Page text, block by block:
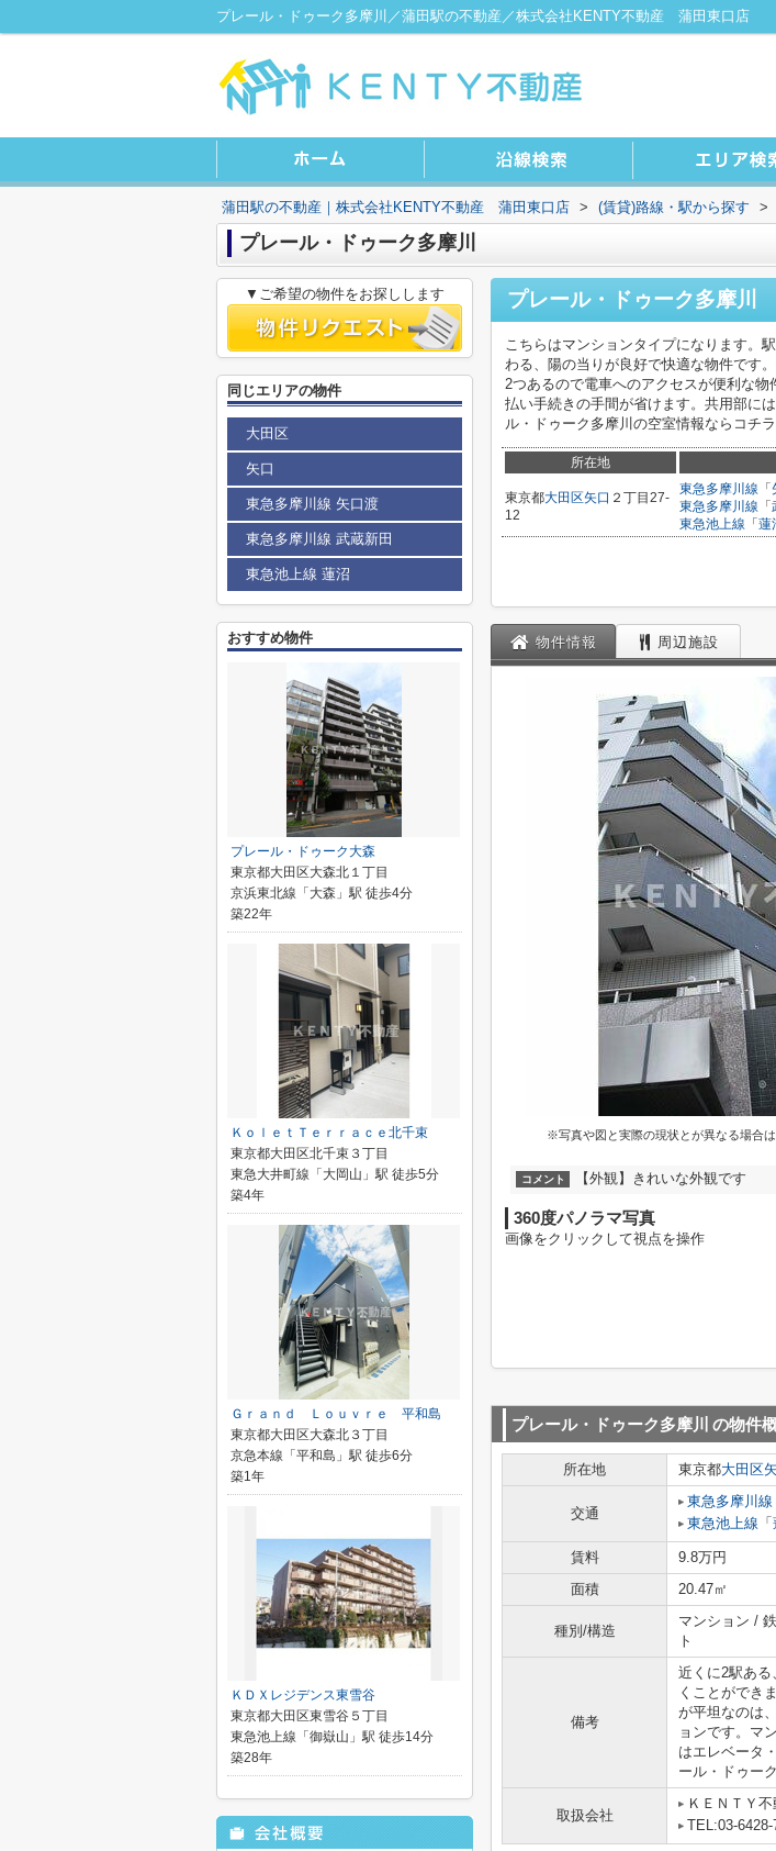
プレール・ドゥーク多摩川／蒲田駅の不動産／株式会社KENTY不動産 蒲田東口店
蒲田駅の不動産｜株式会社KENTY不動産 蒲田東口店 > (賃貸)路線・駅から探す >
プレール・ドゥーク多摩川
プレール・ドゥーク多摩川
こちらはマンションタイプになります。
わる、陽の当りが良好で快適な物件です
2つあるので電車へのアクセスが便利な
払い手続きの手間が省けます。共用部に
ル・ドゥーク多摩川の空室情報ならコチラ
所在地
東京都大田区矢口 ２丁目27-
12
東急多摩川線 「
東急多摩川線 「
東急池上線 「 蓮
物件情報 周辺施設
※写真や図と実際の現状とが異なる場合
コメント 【外観】きれいな外観です
360度パノラマ写真
画像をクリックして視点を操作
プレール・ドゥーク多摩川 の物件
所在地 東京都大田区
交通
東急多摩川線
東急池上線 「
賃料 9.8万円
面積
20.47㎡
種別/構造
マンション /
ト
備考
近くに2駅あ
くことができ
が平坦なのは
ョンです。マ
はエレベータ
ール・ドゥー
取扱会社
ＫＥＮＴＹ
TEL:03-6428-
▼ご希望の物件をお探しします
同じエリアの物件
大田区
矢口
東急多摩川線 矢口渡
東急多摩川線 武蔵新田
東急池上線 蓮沼
おすすめ物件
プレール・ドゥーク大森
東京都大田区大森北１丁目
京浜東北線「大森」駅 徒歩4分
築22年
ＫｏｌｅｔＴｅｒｒａｃｅ北千束
東京都大田区北千束３丁目
東急大井町線「大岡山」駅 徒歩5分
築4年
Ｇｒａｎｄ Ｌｏｕｖｒｅ 平和島
東京都大田区大森北３丁目
京急本線「平和島」駅 徒歩6分
築1年
ＫＤＸレジデンス東雪谷
東京都大田区東雪谷５丁目
東急池上線「御嶽山」駅 徒歩14分
築28年